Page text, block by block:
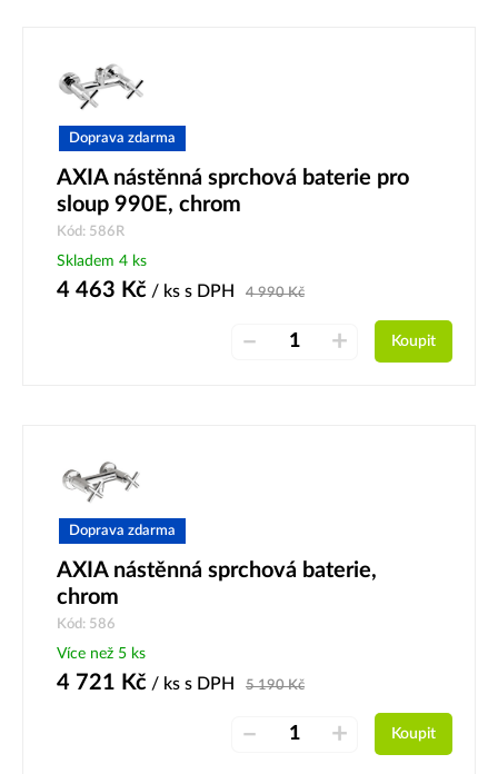
Doprava zdarma
AXIA nástěnná sprchová baterie pro
sloup 990E, chrom
Kód: 586R
Skladem 4 ks
4 463 Kč / ks s DPH 4 990Kč
– + Koupit
Doprava zdarma
AXIA nástěnná sprchová baterie,
chrom
Kód: 586
Více než 5 ks
4 721 Kč / ks s DPH 5 190Kč
– + Koupit